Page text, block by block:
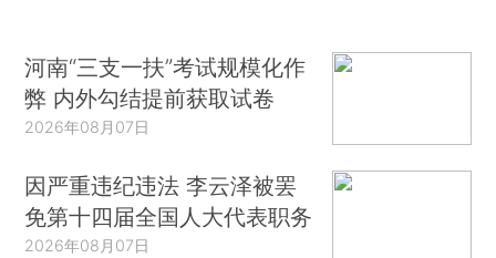
河南“三支一扶”考试规模化作
弊 内外勾结提前获取试卷
2026年08月07日
因严重违纪违法 李云泽被罢
免第十四届全国人大代表职务
2026年08月07日